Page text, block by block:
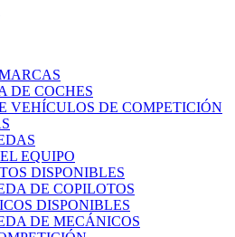
DE COCHES
VEHÍCULOS DE COMPETICIÓN
EQUIPO
DISPONIBLES
DE COPILOTOS
DISPONIBLES
DE MECÁNICOS